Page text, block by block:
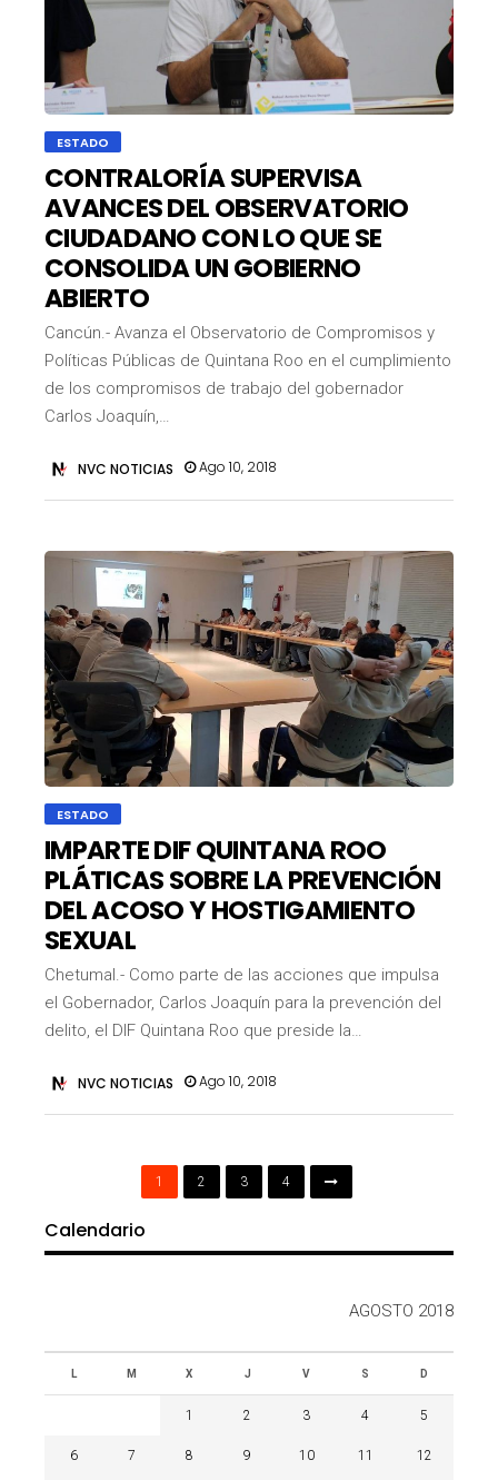
ESTADO
CONTRALORÍA SUPERVISA
AVANCES DEL OBSERVATORIO
CIUDADANO CON LO QUE SE
CONSOLIDA UN GOBIERNO
ABIERTO
Cancún.- Avanza el Observatorio de Compromisos y
Políticas Públicas de Quintana Roo en el cumplimiento
de los compromisos de trabajo del gobernador
Carlos Joaquín,…
NVC NOTICIAS Ago 10, 2018
ESTADO
IMPARTE DIF QUINTANA ROO
PLÁTICAS SOBRE LA PREVENCIÓN
DEL ACOSO Y HOSTIGAMIENTO
SEXUAL
Chetumal.- Como parte de las acciones que impulsa
el Gobernador, Carlos Joaquín para la prevención del
delito, el DIF Quintana Roo que preside la…
NVC NOTICIAS Ago 10, 2018
1 2 3 4
Calendario
AGOSTO 2018
L M X J V S D
1 2 3 4 5
6 7 8 9 10 11 12